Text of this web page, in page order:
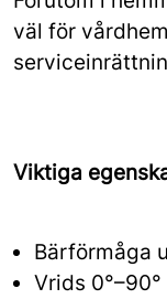
väl för
Viktiga
Bärförmåga
Vrids